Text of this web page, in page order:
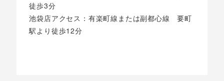
徒歩3分
池袋店アクセス：有楽町線または副都心線 要町
駅より徒歩12分